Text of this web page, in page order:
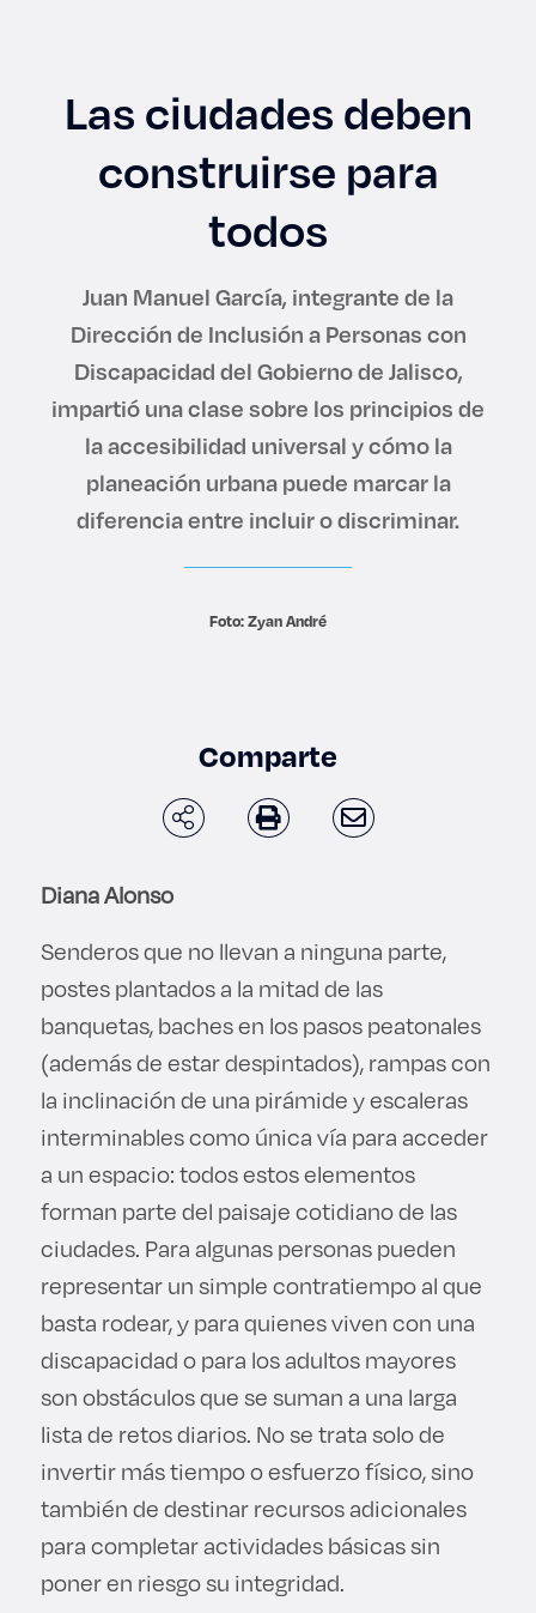
Derecho
Lo más buscado
Carreras
Las ciudades deben
construirse para
todos
Juan Manuel García, integrante de la
Dirección de Inclusión a Personas con
Discapacidad del Gobierno de Jalisco,
impartió una clase sobre los principios de
la accesibilidad universal y cómo la
planeación urbana puede marcar la
diferencia entre incluir o discriminar.
Foto: Zyan André
Comparte
Diana Alonso
Senderos que no llevan a ninguna parte,
postes plantados a la mitad de las
banquetas, baches en los pasos peatonales
(además de estar despintados), rampas con
la inclinación de una pirámide y escaleras
interminables como única vía para acceder
a un espacio: todos estos elementos
forman parte del paisaje cotidiano de las
ciudades. Para algunas personas pueden
representar un simple contratiempo al que
basta rodear, y para quienes viven con una
discapacidad o para los adultos mayores
son obstáculos que se suman a una larga
lista de retos diarios. No se trata solo de
invertir más tiempo o esfuerzo físico, sino
también de destinar recursos adicionales
para completar actividades básicas sin
poner en riesgo su integridad.